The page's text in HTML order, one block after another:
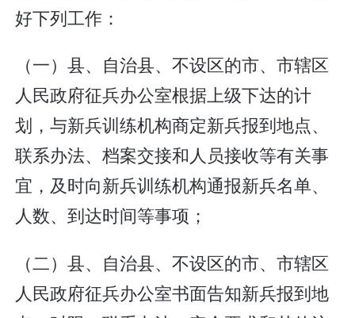
好下列工作：
（一）县、自治县、不设区的市、市辖区
人民政府征兵办公室根据上级下达的计
划，与新兵训练机构商定新兵报到地点、
联系办法、档案交接和人员接收等有关事
宜，及时向新兵训练机构通报新兵名单、
人数、到达时间等事项；
（二）县、自治县、不设区的市、市辖区
人民政府征兵办公室书面告知新兵报到地